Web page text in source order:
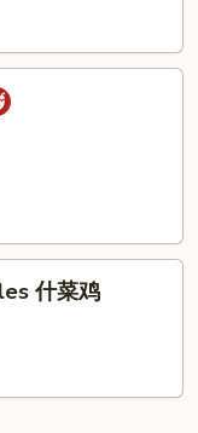
什菜鸡